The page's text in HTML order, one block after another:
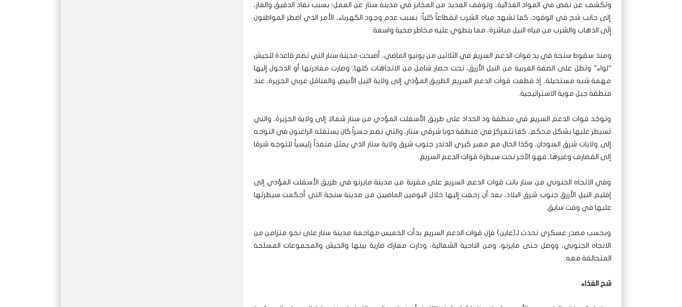
وتكشف عن نقص في المواد الغذائية، وتوقف العديد من المخابز في مدينة سنار عن العمل؛ بسبب نفاد الدقيق والغاز،
إلى جانب شح في الوقود، كما تشهد مياه الشرب انقطاعاً كلياً؛ بسبب عدم وجود الكهرباء، الأمر الذي اضطر المواطنون
إِلَى الذهاب والشرب من مياه النيل مباشرة، مما ينطوي عليه مخاطر صحية واسعة.
ومنذ سقوط سنجة في يد قوات الدعم السريع في الثلاثين من يونيو الماضي، أصبحت مدينة سنار التي تضم قاعدة للجيش
“لواء” وتطل على الضفة الغربية من النيل الأزرق، تحت حصار شامل من الاتجاهات كلها، وصارت مغادرتها أو الدخول إليها
مهمة شبه مستحيلة، إذ قطعت قوات الدعم السريع الطريق المؤدي إلى ولاية النيل الأبيض والمناقل غربي الجزيرة، عند
منطقة جبل موية الاستراتيجية.
وتوجَد قوات الدعم السريع في منطقة ود الحداد على طريق الأسفلت المؤدي من سنار شمالا إلى ولاية الجزيرة، والتي
تسيطر عليها بشكل محكم، كما تتمركز في منطقة دوبا شرقي سنار، والتي تضم جسراً كان يستغله الراغبون في التوجه
إلى ولايات شرق السودان، وكذا الحال مع معبر كبري الدندر جنوب شرق ولاية سنار الذي يمثل منفذاً رئيسياً للتوجه شرقا
إلى القضارف وغيرها، فهو الآخر تحت سيطرة قوات الدعم السريع.
وفي الاتجاه الجنوبي من سنار باتت قوات الدعم السريع على مقربة من مدينة مايرنو في طريق الأسفلت المؤدي إلى
إقليم النيل الأزرق جنوب شرق البلاد، بعد أن زحفت إليها خلال اليومين الماضيين من مدينة سنجة التي أحكمت سيطرتها
عليها في وقت سابق.
وبحسب مصدر عسكري تحدث لـ(عاين) فإن قوات الدعم السريع بدأت الخميس مهاجمة مدينة سنار على نحو متزامن من
الاتجاه الجنوبي، ووصل حتى مايرنو، ومن الناحية الشمالية، ودارت معارك ضارية بينها والجيش والمجموعات المسلحة
المتحالفة معه.
شح الغذاء